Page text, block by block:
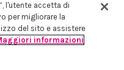
Monte Nero, 84 - 20135 Milano
- Capitale Sociale 258.250 €
nr.198004 e REA nr.1051898
l'utente accetta di
per migliorare la
del sito e assistere
informazioni